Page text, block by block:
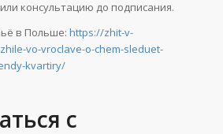
консультацию до подписания.
в Польше: https://zhit-v-
vo-vroclave-o-chem-sleduet-
kvartiry/
с